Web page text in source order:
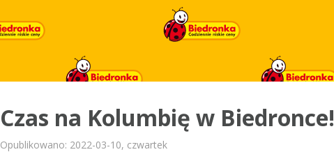
Czas na Kolumbię w Biedronce!
Opublikowano: 2022-03-10, czwartek